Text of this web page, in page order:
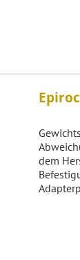
dem